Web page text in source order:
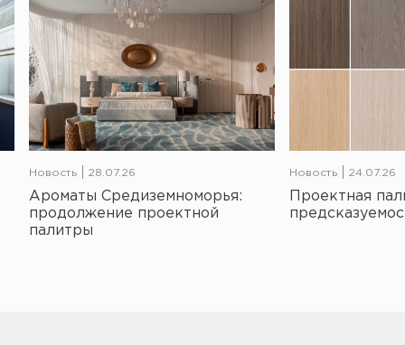
Новость 28.07.26
Ароматы Средиземноморья:
продолжение проектной
палитры
Новость 24.07.26
Проектная